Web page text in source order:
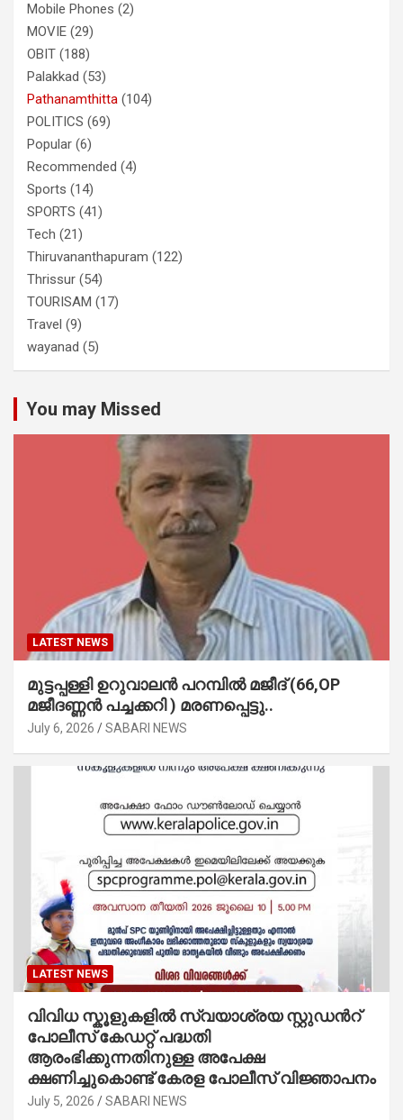
Mobile Phones (2)
MOVIE (29)
OBIT (188)
Palakkad (53)
Pathanamthitta (104)
POLITICS (69)
Popular (6)
Recommended (4)
Sports (14)
SPORTS (41)
Tech (21)
Thiruvananthapuram (122)
Thrissur (54)
TOURISAM (17)
Travel (9)
wayanad (5)
You may Missed
LATEST NEWS
മുട്ടപ്പള്ളി ഉറുവാലൻ പറമ്പിൽ മജീദ് (66,OP
മജീദണ്ണൻ പച്ചക്കറി ) മരണപ്പെട്ടു..
July 6, 2026 SABARI NEWS
LATEST NEWS
വിവിധ സ്കൂളുകളില്‍ സ്വയാശ്രയ സ്റ്റുഡന്‍റ്
പോലീസ് കേഡറ്റ് പദ്ധതി
ആരംഭിക്കുന്നതിനുള്ള അപേക്ഷ
ക്ഷണിച്ചുകൊണ്ട് കേരള പോലീസ് വിജ്ഞാപനം
July 5, 2026 SABARI NEWS